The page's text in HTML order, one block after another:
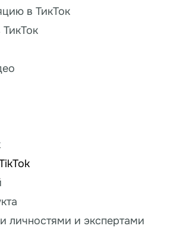
в ТикТок
личностями и экспертами